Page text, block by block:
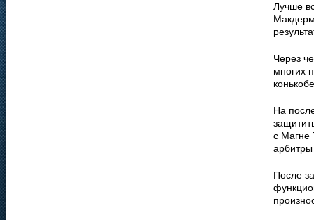
Лучше
Через
многих
На
с Магне
арбитры
После